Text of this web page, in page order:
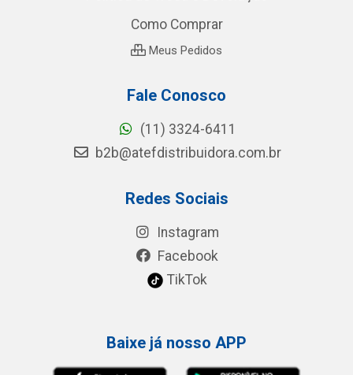
Como Comprar
Meus Pedidos
Fale Conosco
(11) 3324-6411
b2b@atefdistribuidora.com.br
Redes Sociais
Instagram
Facebook
TikTok
Baixe já nosso APP